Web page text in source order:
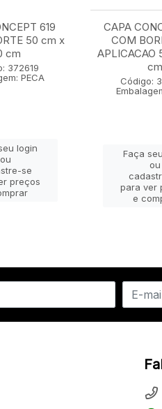
619
50 cm x
cm
372619
PECA
login
ou
se
preços
CAPA
COM
APLICACAO
cm
Código:
Faça
ou
para ver
e